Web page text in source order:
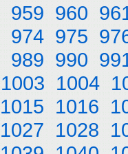
959 960
974 975
989 990
1003 1004
1015 1016
1027 1028